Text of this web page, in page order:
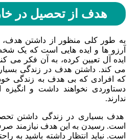
هدف از تحصیل در
به طور کلی منظور از داشتن هدف،
آرزو ها و ایده هایی است که یک
ایده آل تعیین کرده، به آن فکر می
می کند. داشتن هدف در زندگی
که افرادی که بی هدف به زندگی
دستاوردی نخواهند داشت و انگیزه
ندارند.
هدف بسیاری در زندگی داشتن
است‌. رسیدن به این هدف نیازمند
است. نباید انتظار داشته باشید به